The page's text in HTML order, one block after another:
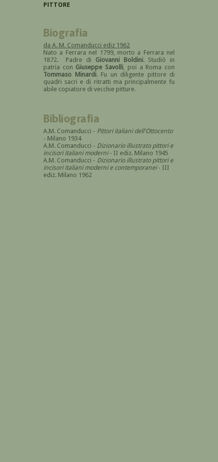
PITTORE
Biografia
da A. M. Comanducci ediz 1962
Nato a Ferrara nel 1799, morto a Ferrara nel
1872. Padre di Giovanni Boldini. Studiò in
patria con Giuseppe Savolli , poi a Roma con
Tommaso Minardi. Fu un diligente pittore di
quadri sacri e di ritratti ma principalmente fu
abile copiatore di vecchie pitture.
Bibliografia
A.M. Comanducci - Pittori italiani dell'Ottocento
- Milano 1934
A.M. Comanducci - Dizionario illustrato pittori e
incisori italiani moderni- II ediz. Milano 1945
A.M. Comanducci - Dizionario illustrato pittori e
incisori italiani moderni e contemporanei- III
ediz. Milano 1962